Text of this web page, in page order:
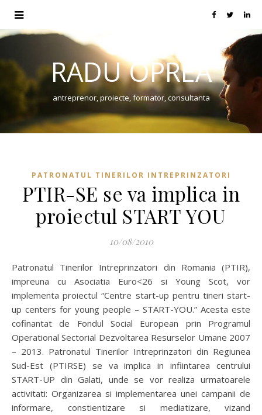
RADU OPREA
antreprenor, proiecte, formator, consultanta
PATRONATUL TINERILOR INTREPRINZATORI
PTIR-SE se va implica in
proiectul START YOU
10/08/2010
Patronatul Tinerilor Intreprinzatori din Romania (PTIR),
impreuna cu Asociatia Euro<26 si Young Scot, vor
implementa proiectul “Centre start-up pentru tineri start-
up centers for young people – START-YOU.” Acesta este
cofinantat de Fondul Social European prin Programul
Operational Sectorial Dezvoltarea Resurselor Umane 2007
– 2013. Patronatul Tinerilor Intreprinzatori din Regiunea
Sud-Est (PTIRSE) se va implica in infiintarea centrului
START-UP din Galati, unde se vor realiza urmatoarele
activitati: Organizarea si implementarea unei campanii de
informare, constientizare si mediatizare, vizand